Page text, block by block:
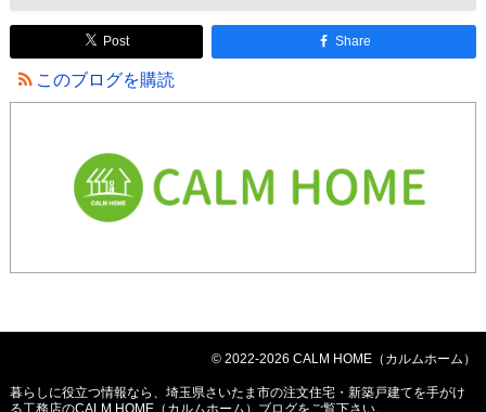
Post Share
このブログを購読
© 2022-2026 CALM HOME（カルムホーム）
暮らしに役立つ情報なら、 埼玉県さいたま市の注文住宅・新築戸建てを手がけ